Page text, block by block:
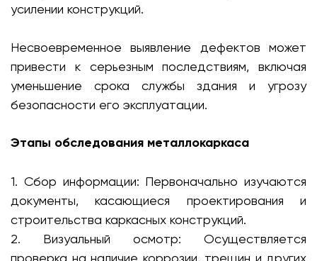
усилении конструкций.
Несвоевременное выявление дефектов может
привести к серьезным последствиям, включая
уменьшение срока службы здания и угрозу
безопасности его эксплуатации.
Этапы обследования металлокаркаса
1. Сбор информации: Первоначально изучаются
документы, касающиеся проектирования и
строительства каркасных конструкций.
2. Визуальный осмотр: Осуществляется
проверка на наличие коррозии, трещин и других